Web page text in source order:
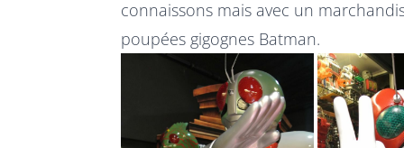
connaissons mais avec un
poupées gigognes Batman.